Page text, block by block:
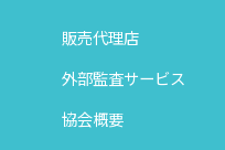
販売代理店
外部監査サービス
協会概要